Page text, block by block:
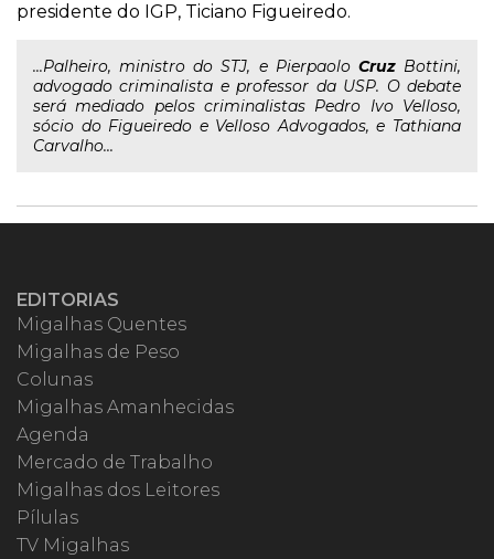
presidente do IGP, Ticiano Figueiredo.
...Palheiro, ministro do STJ, e Pierpaolo CruzBottini,
advogado criminalista e professor da USP. O debate
será mediado pelos criminalistas Pedro Ivo Velloso,
sócio do Figueiredo e Velloso Advogados, e Tathiana
Carvalho...
EDITORIAS
Migalhas Quentes
Migalhas de Peso
Colunas
Migalhas Amanhecidas
Agenda
Mercado de Trabalho
Migalhas dos Leitores
Pílulas
TV Migalhas